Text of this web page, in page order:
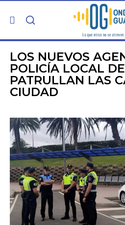
PORTADA
TELDE
CANARIAS
5ª COLUMNA
CARTAS DEL DIRECTOR
ENTREVISTAS
LOS NUEVOS
POLICÍA LOCAL
PATRULLAN LAS
CIUDAD